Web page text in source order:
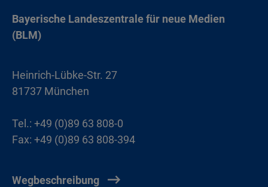
Bayerische Landeszentrale für neue Medien
(BLM)
Heinrich-Lübke-Str. 27
81737 München
Tel.: +49 (0)89 63 808-0
Fax: +49 (0)89 63 808-394
Wegbeschreibung